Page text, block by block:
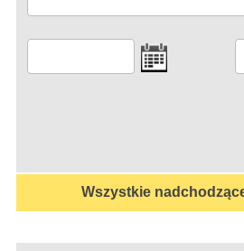
Wszystkie